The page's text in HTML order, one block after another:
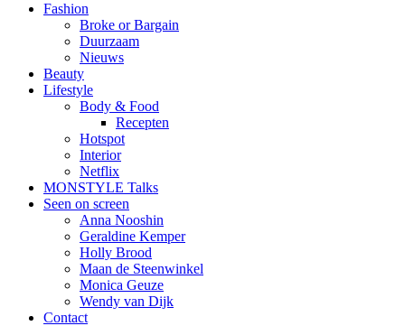
Fashion
Broke or Bargain
Duurzaam
Nieuws
Beauty
Lifestyle
Body & Food
Recepten
Hotspot
Interior
Netflix
MONSTYLE Talks
Seen on screen
Anna Nooshin
Geraldine Kemper
Holly Brood
Maan de Steenwinkel
Monica Geuze
Wendy van Dijk
Contact